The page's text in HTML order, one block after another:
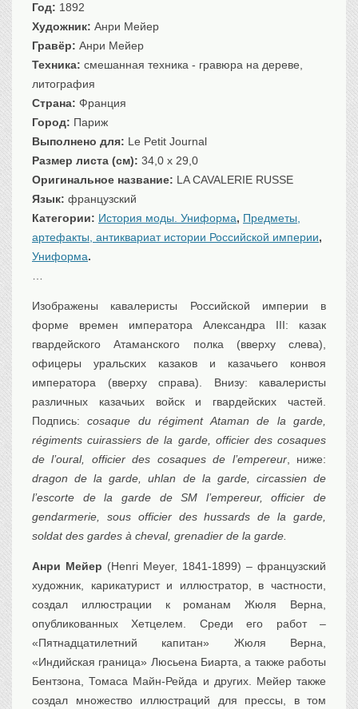
Севастополь, Крым
Ценные бумаги
История моды. Униформа
Гражданская мода
Униформа
Охота. Флора. Фауна
Флора
Охота
Рыбы, рыбалка
Техника, транспорт, архитектура
Архитектура
Транспорт
Флот, кораблестроение
Связь
Букинистика
Оружие, военная атрибутика
Выставочные экспонаты XVI-XIXв.
Досуг
Год: 1892
Художник: Анри Мейер
Гравёр: Анри Мейер
Техника: смешанная техника - гравюра на дереве,
литография
Страна: Франция
Город: Париж
Выполнено для: Le Petit Journal
Размер листа (см): 34,0 x 29,0
Оригинальное название: LA CAVALERIE RUSSE
Язык: французский
Категории: История моды. Униформа, Предметы,
артефакты, антиквариат истории Российской империи,
Униформа.
Изображены кавалеристы Российской империи в
форме времен императора Александра III: казак
гвардейского Атаманского полка (вверху слева),
офицеры уральских казаков и казачьего конвоя
императора (вверху справа). Внизу: кавалеристы
различных казачьих войск и гвардейских частей.
Подпись:cosaque du régiment Ataman de la garde,
régiments cuirassiers de la garde, officier des cosaques
de l’oural, officier des cosaques de l’empereur, ниже:
dragon de la garde, uhlan de la garde, circassien de
l’escorte de la garde de SM l’empereur, officier de
gendarmerie, sous officier des hussards de la garde,
soldat des gardes à cheval, grenadier de la garde.
Анри Мейер (Henri Meyer, 1841-1899) – французский
художник, карикатурист и иллюстратор, в частности,
создал иллюстрации к романам Жюля Верна,
опубликованных Хетцелем. Среди его работ –
«Пятнадцатилетний капитан» Жюля Верна,
«Индийская граница» Люсьена Биарта, а также работы
Бентзона, Томаса Майн-Рейда и других. Мейер также
создал множество иллюстраций для прессы, в том